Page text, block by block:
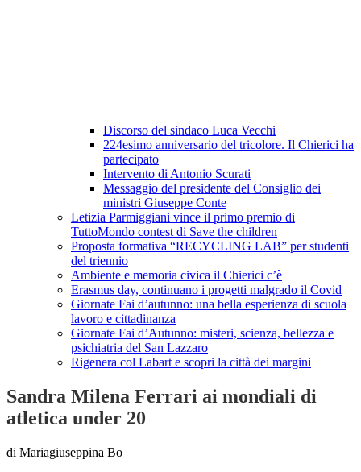
Discorso del sindaco Luca Vecchi
224esimo anniversario del tricolore. Il Chierici ha
partecipato
Intervento di Antonio Scurati
Messaggio del presidente del Consiglio dei
ministri Giuseppe Conte
Letizia Parmiggiani vince il primo premio di
TuttoMondo contest di Save the children
Proposta formativa “RECYCLING LAB” per studenti
del triennio
Ambiente e memoria civica il Chierici c’è
Erasmus day, continuano i progetti malgrado il Covid
Giornate Fai d’autunno: una bella esperienza di scuola
lavoro e cittadinanza
Giornate Fai d’Autunno: misteri, scienza, bellezza e
psichiatria del San Lazzaro
Rigenera col Labart e scopri la città dei margini
Sandra Milena Ferrari ai mondiali di
atletica under 20
di Mariagiuseppina Bo